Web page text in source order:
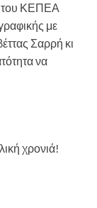
του ΚΕΠΕΑ
με
Σαρρή κι
να
χρονιά!